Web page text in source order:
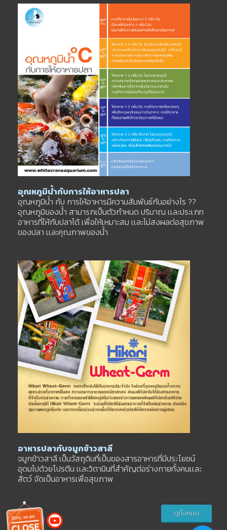
อุณหภูมิน้ำกับการให้อาหารปลา
อุณหภูมิน้ำ กับ การให้อาหารมีความสัมพันธ์กันอย่างไร ??
อุณหภูมิของน้ำ สามารภเป็นตัวกำหนด ปริมาณ เเละประเภท
อาหารที่ให้กับปลาได้ เพื่อให้เหมาะสม เเละไม่สงผลต่อสุขภาพ
ของปลา เเละคุณภาพของน้ำ
อาหารปลากับจมูกข้าวสาลี
จมูกข้าวสาลี เป็นวัสถุดิบที่เป็นของสารอาหารที่มีประโยชน์
อุดมไปด้วยโปรตีน เเละวิตามินที่สำคัญต่อร่างกายทั้งคนเเละ
สัตว์ จัดเป็นอาหารเพื่อสุขภาพ
ดูทั้งหมด